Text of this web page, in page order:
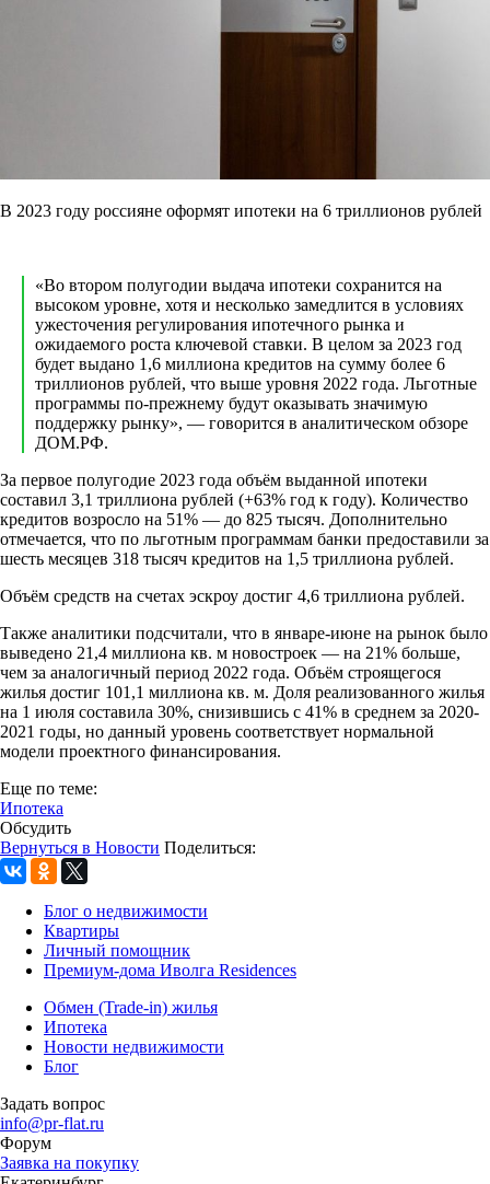
В 2023 году россияне оформят ипотеки на 6 триллионов рублей
«Во втором полугодии выдача ипотеки сохранится на
высоком уровне, хотя и несколько замедлится в условиях
ужесточения регулирования ипотечного рынка и
ожидаемого роста ключевой ставки. В целом за 2023 год
будет выдано 1,6 миллиона кредитов на сумму более 6
триллионов рублей, что выше уровня 2022 года. Льготные
программы по-прежнему будут оказывать значимую
поддержку рынку», — говорится в аналитическом обзоре
ДОМ.РФ.
За первое полугодие 2023 года объём выданной ипотеки
составил 3,1 триллиона рублей (+63% год к году). Количество
кредитов возросло на 51% — до 825 тысяч. Дополнительно
отмечается, что по льготным программам банки предоставили за
шесть месяцев 318 тысяч кредитов на 1,5 триллиона рублей.
Объём средств на счетах эскроу достиг 4,6 триллиона рублей.
Также аналитики подсчитали, что в январе-июне на рынок было
выведено 21,4 миллиона кв. м новостроек — на 21% больше,
чем за аналогичный период 2022 года. Объём строящегося
жилья достиг 101,1 миллиона кв. м. Доля реализованного жилья
на 1 июля составила 30%, снизившись с 41% в среднем за 2020-
2021 годы, но данный уровень соответствует нормальной
модели проектного финансирования.
Еще по теме:
Ипотека
Обсудить
Вернуться в Новости Поделиться:
Блог о недвижимости
Квартиры
Личный помощник
Премиум-дома Иволга Residences
Обмен (Trade-in) жилья
Ипотека
Новости недвижимости
Блог
Задать вопрос
info@pr-flat.ru
Форум
Заявка на покупку